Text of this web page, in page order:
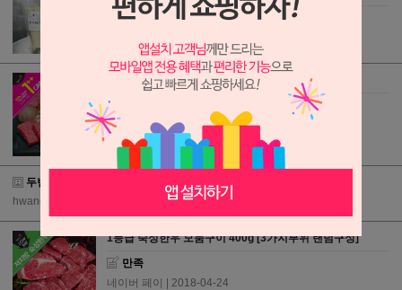
만족
한우 오메가3 1++등급 로얄모둠구이
네이버 페이 | 2018-04-27
두번째 주문입니다.
hwang325
1등급 숙성한우 모둠구이 400g [3가지부위 랜덤구성]
만족
네이버 페이 | 2018-04-24